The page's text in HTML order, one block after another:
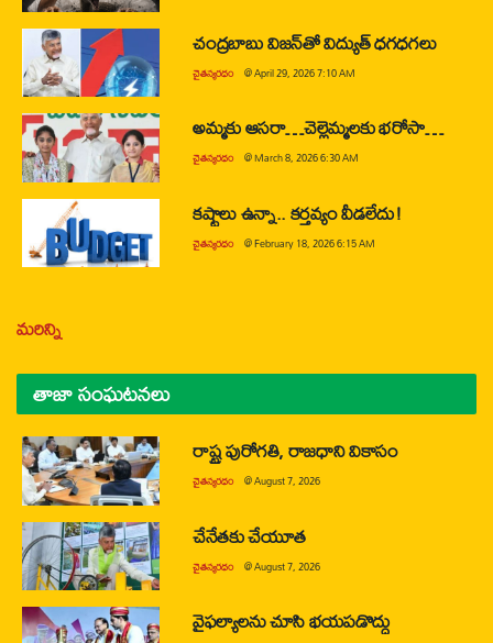
చంద్రబాబు విజన్‌తో విద్యుత్ ధగధగలు
చైతన్యరధం @April 29, 2026 7:10 AM
అమ్మకు ఆసరా…చెల్లెమ్మలకు భరోసా…
చైతన్యరధం @March 8, 2026 6:30 AM
కష్టాలు ఉన్నా.. కర్తవ్యం వీడలేదు!
చైతన్యరధం @February 18, 2026 6:15 AM
మరిన్ని
తాజా సంఘటనలు
రాష్ట్ర పురోగతి, రాజధాని వికాసం
చైతన్యరధం @August 7, 2026
చేనేతకు చేయూత
చైతన్యరధం @August 7, 2026
వైఫల్యాలను చూసి భయపడొద్దు